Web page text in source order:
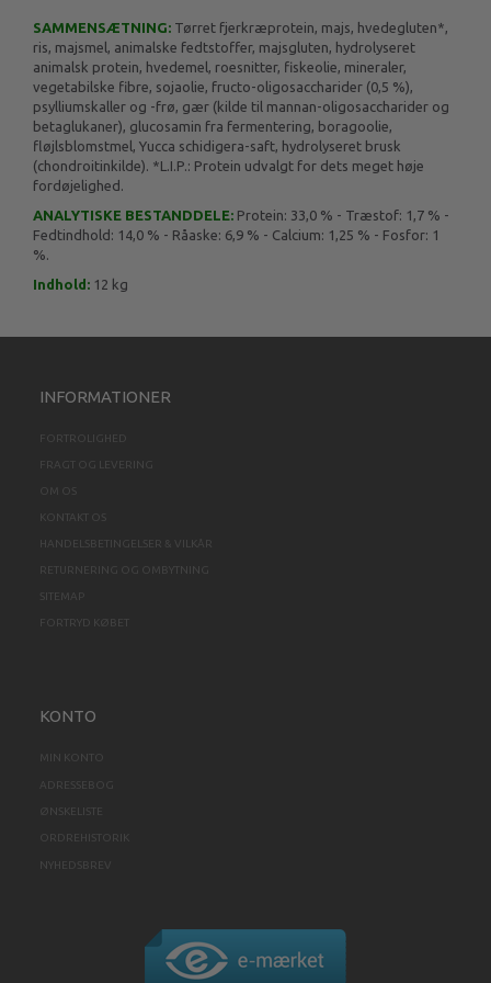
SAMMENSÆTNING: Tørret fjerkræprotein, majs, hvedegluten*,
ris, majsmel, animalske fedtstoffer, majsgluten, hydrolyseret
animalsk protein, hvedemel, roesnitter, fiskeolie, mineraler,
vegetabilske fibre, sojaolie, fructo-oligosaccharider (0,5 %),
psylliumskaller og -frø, gær (kilde til mannan-oligosaccharider og
betaglukaner), glucosamin fra fermentering, boragoolie,
fløjlsblomstmel, Yucca schidigera-saft, hydrolyseret brusk
(chondroitinkilde). *L.I.P.: Protein udvalgt for dets meget høje
fordøjelighed.
ANALYTISKE BESTANDDELE: Protein: 33,0 % - Træstof: 1,7 % -
Fedtindhold: 14,0 % - Råaske: 6,9 % - Calcium: 1,25 % - Fosfor: 1
%.
Indhold: 12 kg
INFORMATIONER
FORTROLIGHED
FRAGT OG LEVERING
OM OS
KONTAKT OS
HANDELSBETINGELSER & VILKÅR
RETURNERING OG OMBYTNING
SITEMAP
FORTRYD KØBET
KONTO
MIN KONTO
ADRESSEBOG
ØNSKELISTE
ORDREHISTORIK
NYHEDSBREV